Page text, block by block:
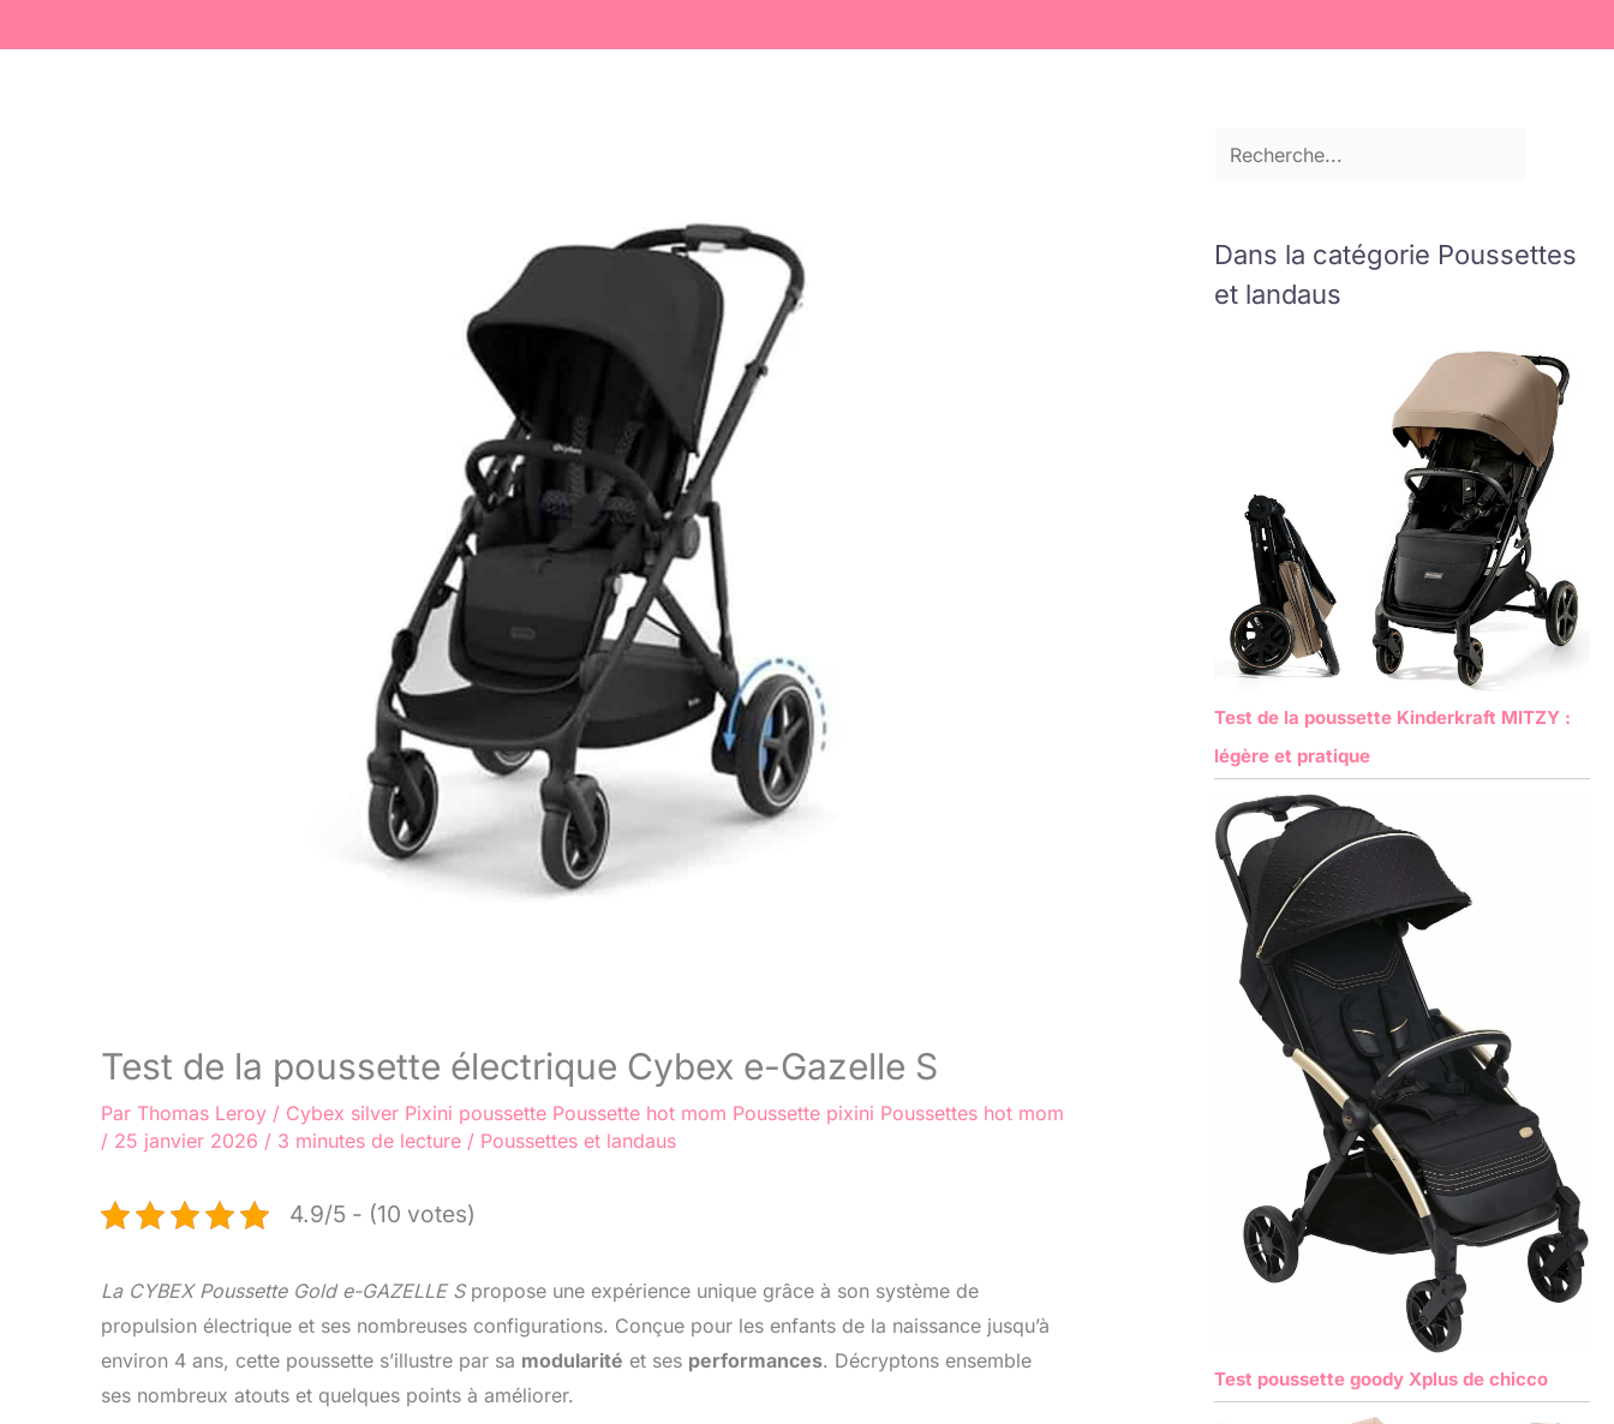
Test de la poussette électrique Cybex e-Gazelle S
Par Thomas Leroy / Cybex silver Pixini poussette Poussette hot mom Poussette pixini Poussettes hot mom
/ 25 janvier 2026 / 3 minutes de lecture / Poussettes et landaus
4.9/5 - (10 votes)
La CYBEX Poussette Gold e-GAZELLE Spropose une expérience unique grâce à son système de
propulsion électrique et ses nombreuses configurations. Conçue pour les enfants de la naissance jusqu’à
environ 4 ans, cette poussette s’illustre par sa modularité et ses performances. Décryptons ensemble
ses nombreux atouts et quelques points à améliorer.
Dans la catégorie Poussettes
et landaus
Test de la poussette Kinderkraft MITZY :
légère et pratique
Test poussette goody Xplus de chicco